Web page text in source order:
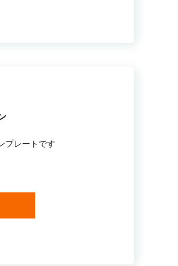
プレートです